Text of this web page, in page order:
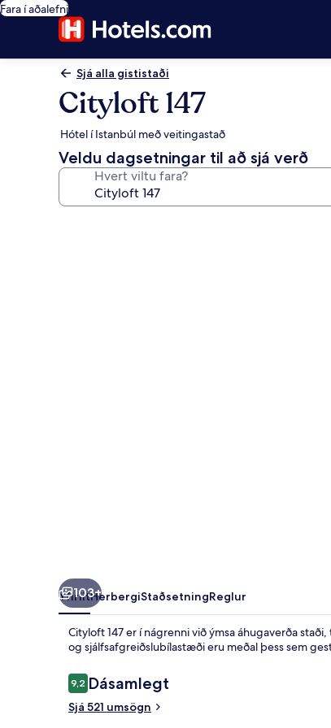
Fara í aðalefni
Sjá alla gististaði
Cityloft 147
Hótel í Istanbúl með veitingastað
Veldu dagsetningar til að sjá verð
Hvert viltu fara?
103+
YfirlitHerbergiStaðsetningReglur
Cityloft 147 er í nágrenni við ýmsa áhugaverða
og sjálfsafgreiðslubílastæði eru meðal þess sem
Umsagnir
9,29,2 af 10
Dásamlegt
Sjá 521 umsögn